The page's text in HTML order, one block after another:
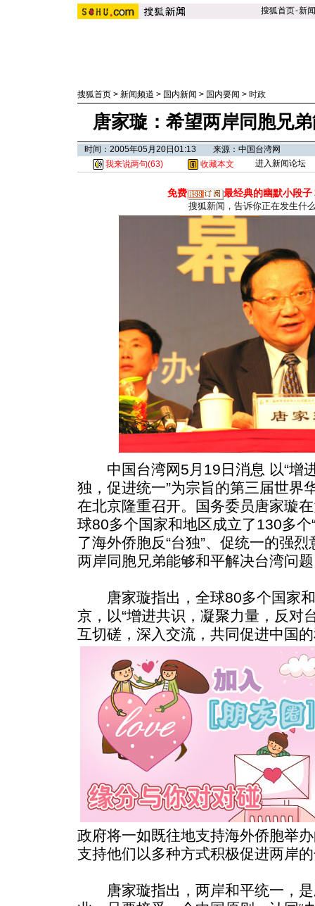
搜狐首页-新闻
搜狐首页 > 新闻频道 > 国内新闻 > 国内要闻 > 时政
唐家璇：希望两岸同胞兄
时间：2005年05月20日01:13 来源：中国台湾网
我来说两句(63) 收藏本文 进入新闻论坛
免费 最经典的幽默小段子
搜狐新闻，告诉你正在发生什
中国台湾网5月19日消息 以“增
独，促进统一”为宗旨的第三届世界
在北京隆重召开。国务委员唐家璇
球80多个国家和地区成立了130多个
了海外侨胞反“台独”、促统一的强
两岸同胞兄弟能够和平解决台湾问
唐家璇指出，全球80多个国家和
京，以“增进共识，凝聚力量，反对
互切磋，深入交流，共同促进中国
政府将一如既往地支持海外侨胞举
支持他们以多种方式积极促进两岸
唐家璇指出，两岸和平统一，是